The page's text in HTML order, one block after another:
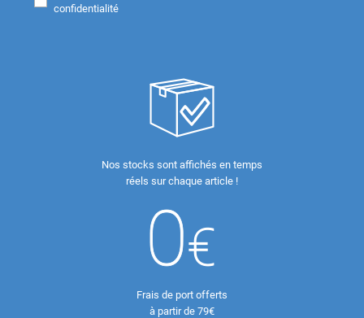
confidentialité
Nos stocks sont affichés en temps
réels sur chaque article !
Frais de port offerts
à partir de 79€